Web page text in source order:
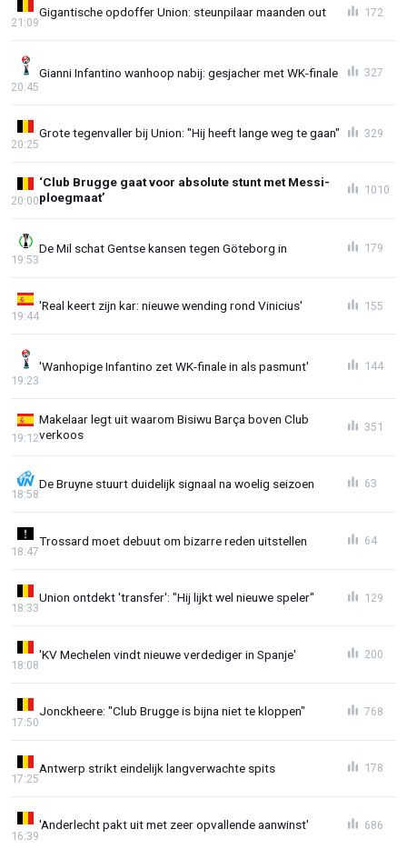
Gigantische opdoffer Union: steunpilaar maanden out
21:09
172
Gianni Infantino wanhoop nabij: gesjacher met WK-finale
20:45
327
Grote tegenvaller bij Union: "Hij heeft lange weg te gaan"
20:25
329
‘Club Brugge gaat voor absolute stunt met Messi-
ploegmaat’
20:00
1010
De Mil schat Gentse kansen tegen Göteborg in
19:53
179
'Real keert zijn kar: nieuwe wending rond Vinicius'
19:44
155
'Wanhopige Infantino zet WK-finale in als pasmunt'
19:23
144
Makelaar legt uit waarom Bisiwu Barça boven Club
verkoos
19:12
351
De Bruyne stuurt duidelijk signaal na woelig seizoen
18:58
63
Trossard moet debuut om bizarre reden uitstellen
18:47
64
Union ontdekt 'transfer': "Hij lijkt wel nieuwe speler"
18:33
129
'KV Mechelen vindt nieuwe verdediger in Spanje'
18:08
200
Jonckheere: "Club Brugge is bijna niet te kloppen"
17:50
768
Antwerp strikt eindelijk langverwachte spits
17:25
178
'Anderlecht pakt uit met zeer opvallende aanwinst'
16:39
686